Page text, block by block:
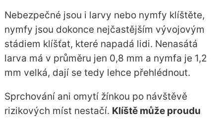
Nebezpečné jsou i larvy nebo nymfy klíštěte,
nymfy jsou dokonce nejčastějším vývojovým
stádiem klíšťat, které napadá lidi. Nenasátá
larva má v průměru jen 0,8 mm a nymfa je 1,2
mm velká, dají se tedy lehce přehlédnout.
Sprchování ani omytí žínkou po návštěvě
rizikových míst nestačí. Klíště může proudu